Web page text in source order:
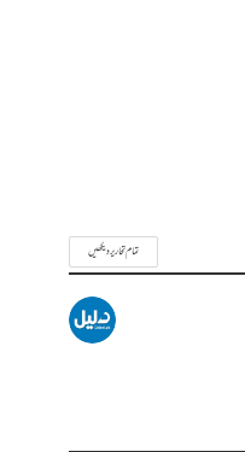
تمام تحاریر دیکھیں